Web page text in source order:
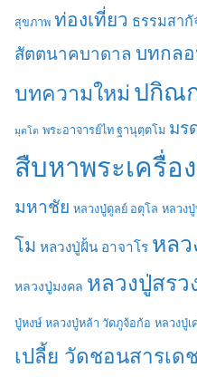
สุขภาพ ท่องเที่ยว ธรรมสา
สัตตนาคบาดาล บทกล
บทความใหม่ ปกิณ
มุตโต พระอาจารย์ไท ฐานุตฺตโม มร
สืบหาพระเครื่อ
มหาชัย หลวงปู่ดูลย์ อตุโล หลวง
โม หลวงปู่ฝั้น อาจาโร หล
หลวงปู่มงคล หลวงปู่สรว
ปู่หงษ์ หลวงปู่หล้า วัดภูจ้อก้อ หลวงปู่เ
เปลี้ย วัดชอนสารเด